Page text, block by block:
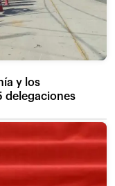
y los
delegaciones